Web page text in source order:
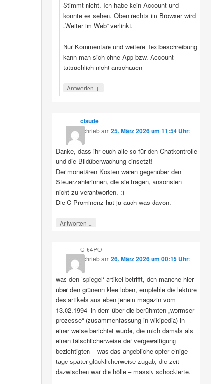
Stimmt nicht. Ich habe kein Account und
konnte es sehen. Oben rechts im Browser wird
„Weiter im Web“ verlinkt.
Nur Kommentare und weitere Textbeschreibung
kann man sich ohne App bzw. Account
tatsächlich nicht anschauen
Antworten ↓
claude
schriebam 25. März 2026 um 11:54 Uhr:
Danke, dass ihr euch alle so für den Chatkontrolle
und die Bildüberwachung einsetzt!
Der monetären Kosten wären gegenüber den
Steuerzahlerinnen, die sie tragen, ansonsten
nicht zu verantworten. :)
Die C-Prominenz hat ja auch was davon.
Antworten ↓
C-64PO
schriebam 26. März 2026 um 00:15 Uhr:
was den ’spiegel‘-artikel betrifft, den manche hier
über den grünenn klee loben, empfehle die lektüre
des artikels aus eben jenem magazin vom
13.02.1994, in dem über die berühmten „wormser
prozesse“ (zusammenfassung in wikipedia) in
einer weise berichtet wurde, die mich damals als
einen fälschlicherweise der vergewaltigung
bezichtigten – was das angebliche opfer einige
tage später glücklicherweise zugab, die zeit
dazwischen war die hölle – massiv schockierte.